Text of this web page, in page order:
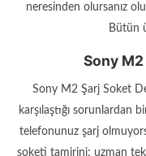
neresinden olursanız
Bütün
Sony
Sony M2 Şarj Soket
karşılaştığı sorunlardan
telefonunuz şarj
soketi tamirini; uzman